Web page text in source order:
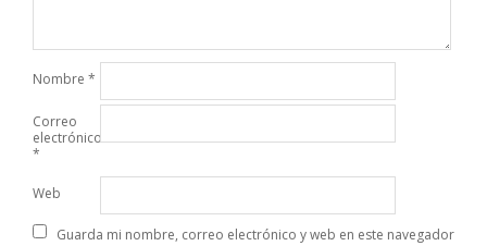
Nombre *
Correo
electrónico
*
Web
Guarda mi nombre, correo electrónico y web en este navegador